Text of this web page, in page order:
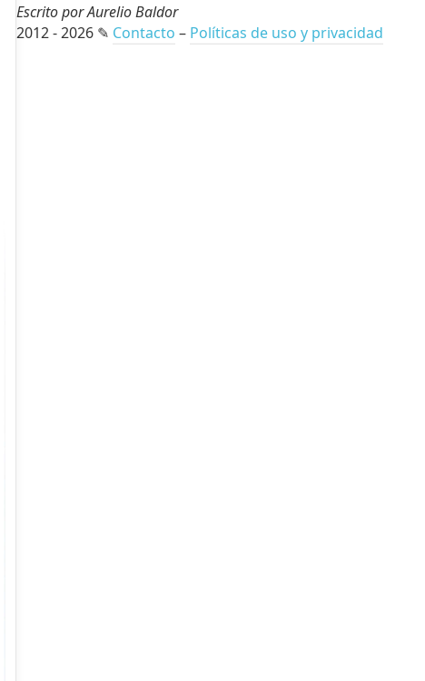
Escrito por Aurelio Baldor
2012 - 2026 ✎ Contacto – Políticas de uso y privacidad